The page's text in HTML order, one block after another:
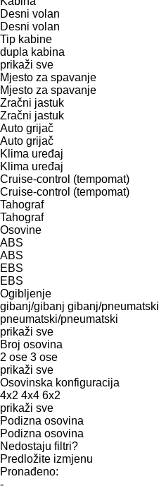
Desni volan
Desni volan
Tip kabine
dupla kabina
prikaži sve
Mjesto za spavanje
Mjesto za spavanje
Zračni jastuk
Zračni jastuk
Auto grijač
Auto grijač
Klima uređaj
Klima uređaj
Cruise-control (tempomat)
Cruise-control (tempomat)
Tahograf
Tahograf
Osovine
ABS
ABS
EBS
EBS
Ogibljenje
gibanj/gibanj gibanj/pneumatski
pneumatski/pneumatski
prikaži sve
Broj osovina
2 ose 3 ose
prikaži sve
Osovinska konfiguracija
4x2 4x4 6x2
prikaži sve
Podizna osovina
Podizna osovina
Nedostaju filtri?
Predložite izmjenu
Pronađeno:
-